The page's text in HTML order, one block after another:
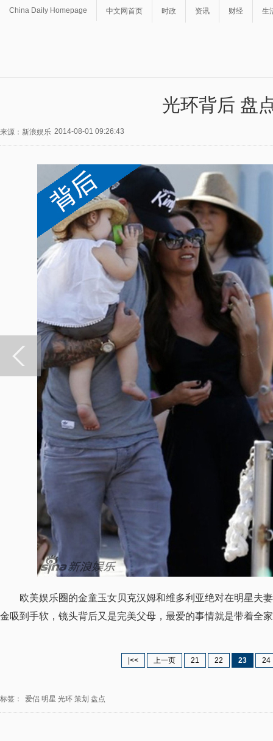
China Daily Homepage 中文网首页 时政 资讯 财经 生
光环背后 盘
来源：新浪娱乐 2014-08-01 09:26:43
欧美娱乐圈的金童玉女贝克汉姆和维多利亚绝对在明星夫
金吸到手软，镜头背后又是完美父母，最爱的事情就是带着
|<< 上一页 21 22 23 24
标签： 爱侣 明星 光环 策划 盘点